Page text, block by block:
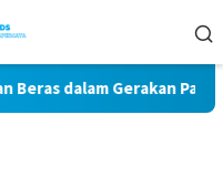
Gerakan Pangan Murah